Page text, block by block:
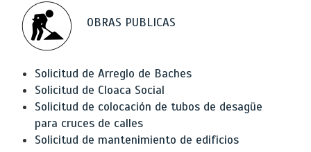
OBRAS PUBLICAS
Solicitud de Arreglo de Baches
Solicitud de Cloaca Social
Solicitud de colocación de tubos de desagüe
para cruces de calles
Solicitud de mantenimiento de edificios